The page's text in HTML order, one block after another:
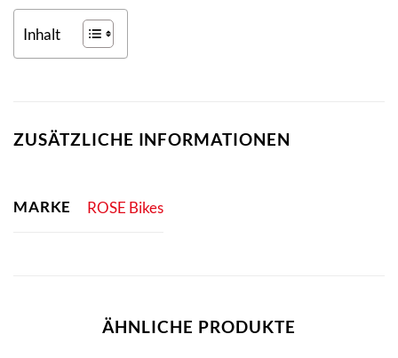
Inhalt
ZUSÄTZLICHE INFORMATIONEN
MARKE ROSE Bikes
ÄHNLICHE PRODUKTE